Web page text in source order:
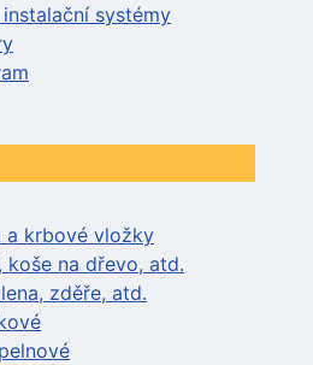
systémy
a krbové vložky
koše na dřevo, atd.
zděře, atd.